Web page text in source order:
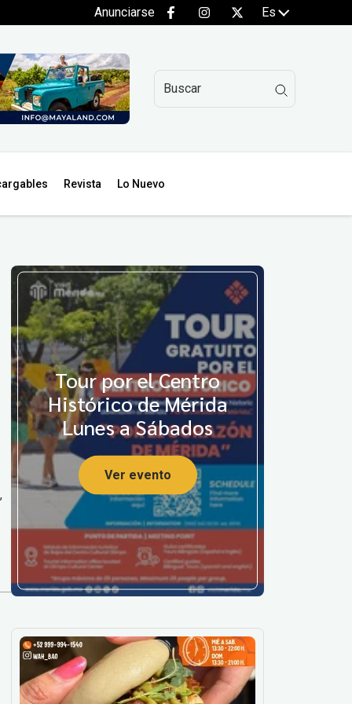
Anunciarse Es
Revista Lo Nuevo
Tour por el Centro
Histórico de Mérida
Lunes a Sábados
Ver evento